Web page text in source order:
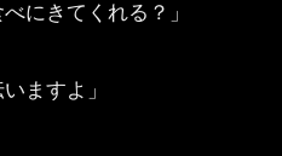
にきてくれる？」
ますよ」